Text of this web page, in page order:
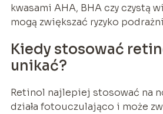
kwasami AHA, BHA czy czystą
mogą zwiększać ryzyko
Kiedy stosować
unikać?
Retinol najlepiej stosować na
działa fotouczulająco i może